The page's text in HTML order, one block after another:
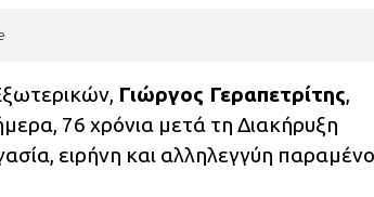
Γιώργος Γεραπετρίτης,
76 χρόνια μετά τη Διακήρυξη
ειρήνη και αλληλεγγύη